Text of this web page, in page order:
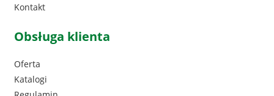
Kontakt
Obsługa klienta
Oferta
Katalogi